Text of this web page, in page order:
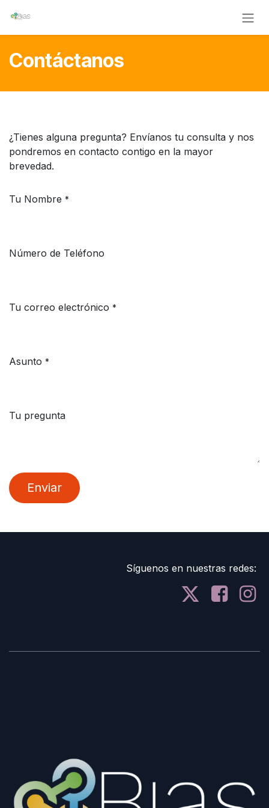
Contáctanos
¿Tienes alguna pregunta? Envíanos tu consulta y nos
pondremos en contacto contigo en la mayor
brevedad.
Tu Nombre *
Número de Teléfono
Tu correo electrónico *
Asunto *
Tu pregunta
Enviar
Síguenos en nuestras redes: